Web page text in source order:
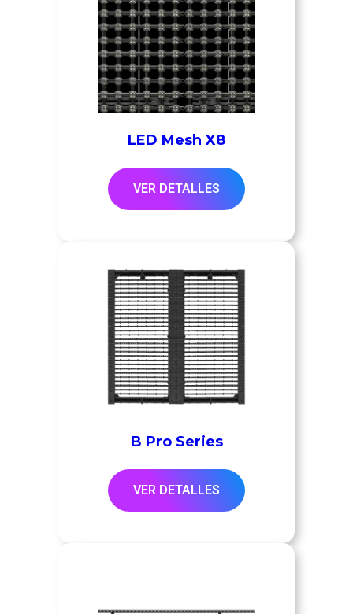
LED Mesh X8
VER DETALLES
B Pro Series
VER DETALLES